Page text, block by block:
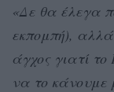
«Δε θα έλεγα
εκπομπή),
άγχος γιατί
να το κάνουμε